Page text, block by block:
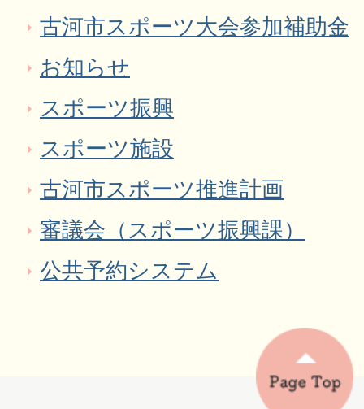
古河市スポーツ大会参加補助金
お知らせ
スポーツ振興
スポーツ施設
古河市スポーツ推進計画
審議会（スポーツ振興課）
公共予約システム